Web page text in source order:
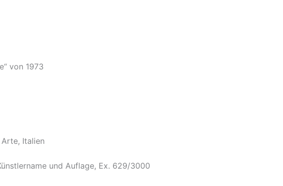
von 1973
Italien
und Auflage, Ex. 629/3000